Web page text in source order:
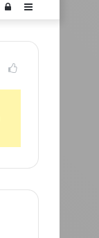
Sidebar
Connexion